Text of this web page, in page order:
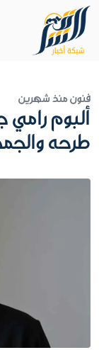
فنونمنذ شهرين
ألبوم
طرحه